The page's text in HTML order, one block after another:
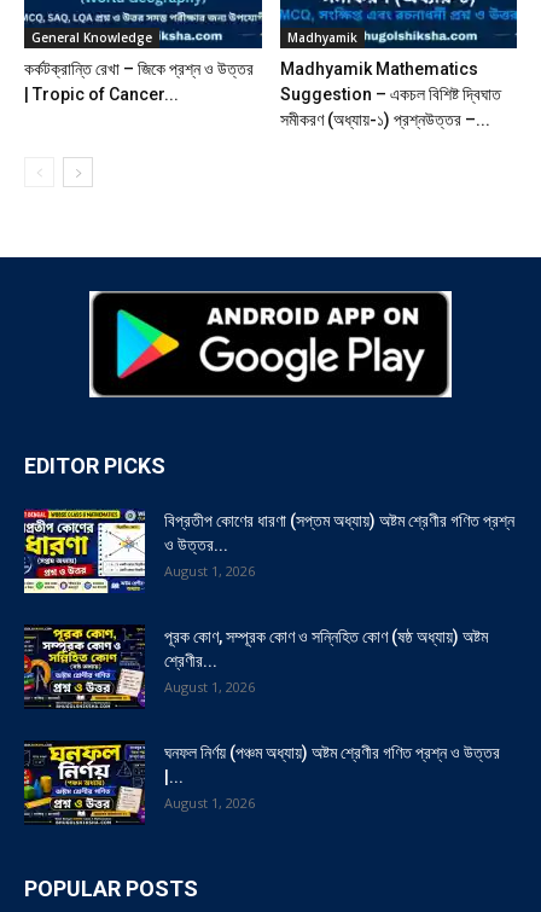
General Knowledge
কর্কটক্রান্তি রেখা – জিকে প্রশ্ন ও উত্তর
| Tropic of Cancer...
Madhyamik
Madhyamik Mathematics
Suggestion – একচল বিশিষ্ট দ্বিঘাত
সমীকরণ (অধ্যায়-১) প্রশ্নউত্তর –...
EDITOR PICKS
বিপ্রতীপ কোণের ধারণা (সপ্তম অধ্যায়) অষ্টম শ্রেণীর গণিত প্রশ্ন
ও উত্তর...
August 1, 2026
পূরক কোণ, সম্পূরক কোণ ও সন্নিহিত কোণ (ষষ্ঠ অধ্যায়) অষ্টম
শ্রেণীর...
August 1, 2026
ঘনফল নির্ণয় (পঞ্চম অধ্যায়) অষ্টম শ্রেণীর গণিত প্রশ্ন ও উত্তর
|...
August 1, 2026
POPULAR POSTS